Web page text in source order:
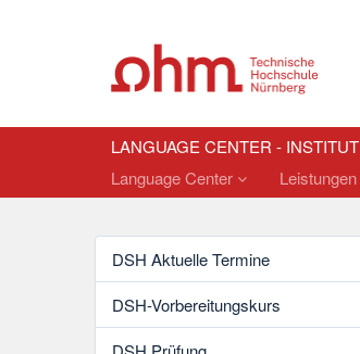
LANGUAGE CENTER -
Language Center
DSH Aktuelle Termine
DSH-Vorbereitungskurs